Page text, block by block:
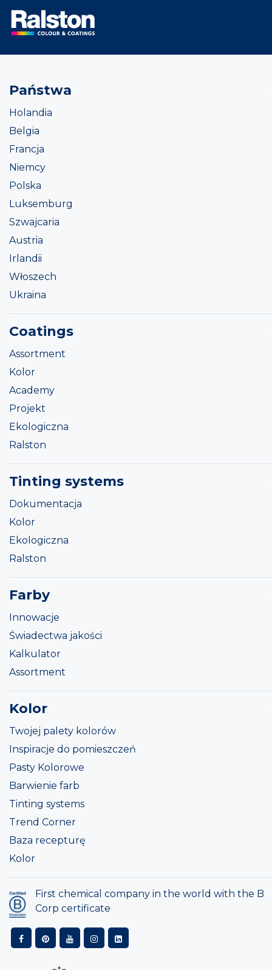
Państwa
Holandia
Belgia
Francja
Niemcy
Polska
Luksemburg
Szwajcaria
Austria
Irlandii
Włoszech
Ukraina
Coatings
Assortment
Kolor
Academy
Projekt
Ekologiczna
Ralston
Tinting systems
Dokumentacja
Kolor
Ekologiczna
Ralston
Farby
Innowacje
Świadectwa jakości
Kalkulator
Assortment
Kolor
Twojej palety kolorów
Inspiracje do pomieszczeń
Pasty Kolorowe
Barwienie farb
Tinting systems
Trend Corner
Baza recepturę
Kolor
First chemical company in the world with the B
Corp certificate